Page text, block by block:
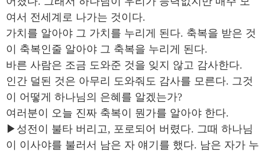
여서 전세계로 나가는 것이다.
가치를 알아야 그 가치를 누리게 된다. 축복을 받은 것
이 축복인줄 알아야 그 축복을 누리게 된다.
바른 사람은 조금 도와준 것을 잊지 않고 감사한다.
인간 덜된 것은 아무리 도와줘도 감사를 모른다. 그것
이 어떻게 하나님의 은혜를 알겠는가?
여러분이 오늘 진짜 축복이 뭔가를 알아야 한다.
▶성전이 불타 버리고, 포로되어 버렸다. 그때 하나님
이 이사야를 불러서 남은 자 얘기를 했다. 남은 자가 누